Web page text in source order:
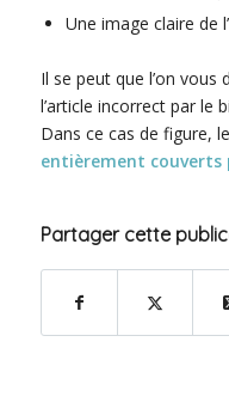
Une image claire de
Il se peut que l’on
l’article incorrect par le
Dans ce cas de figure,
entièrement couverts
Partager cette